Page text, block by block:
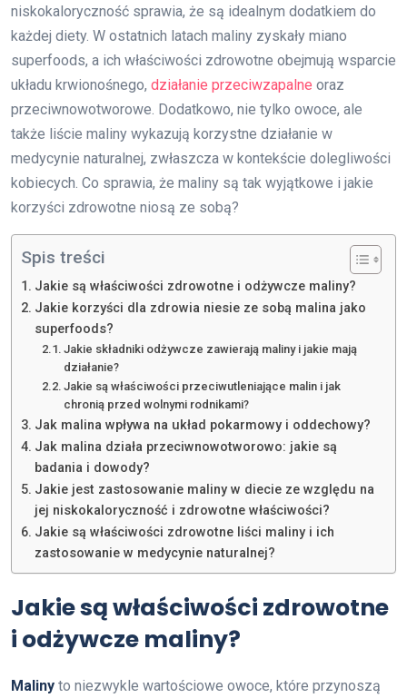
niskokaloryczność sprawia, że są idealnym dodatkiem do
każdej diety. W ostatnich latach maliny zyskały miano
superfoods, a ich właściwości zdrowotne obejmują wsparcie
układu krwionośnego, działanie przeciwzapalne oraz
przeciwnowotworowe. Dodatkowo, nie tylko owoce, ale
także liście maliny wykazują korzystne działanie w
medycynie naturalnej, zwłaszcza w kontekście dolegliwości
kobiecych. Co sprawia, że maliny są tak wyjątkowe i jakie
korzyści zdrowotne niosą ze sobą?
Spis treści
Jakie są właściwości zdrowotne i odżywcze maliny?
Jakie korzyści dla zdrowia niesie ze sobą malina jako
superfoods?
Jakie składniki odżywcze zawierają maliny i jakie mają
działanie?
Jakie są właściwości przeciwutleniające malin i jak
chronią przed wolnymi rodnikami?
Jak malina wpływa na układ pokarmowy i oddechowy?
Jak malina działa przeciwnowotworowo: jakie są
badania i dowody?
Jakie jest zastosowanie maliny w diecie ze względu na
jej niskokaloryczność i zdrowotne właściwości?
Jakie są właściwości zdrowotne liści maliny i ich
zastosowanie w medycynie naturalnej?
Jakie są właściwości zdrowotne
i odżywcze maliny?
Maliny to niezwykle wartościowe owoce, które przynoszą